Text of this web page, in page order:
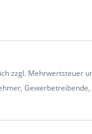
zzgl. Mehrwertsteuer